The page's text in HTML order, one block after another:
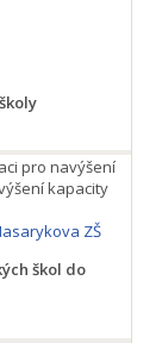
pro navýšení
kapacity
ZŠ
škol do